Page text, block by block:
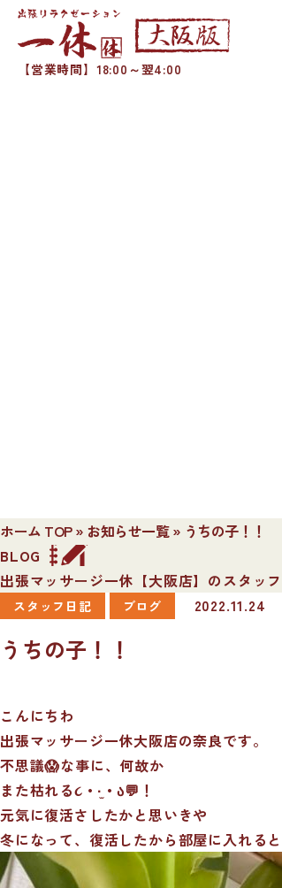
【営業時間】18:00～翌4:00
ホーム TOP» お知らせ一覧» うちの子！！
BLOG
出張マッサージ一休【大阪店】のスタッ
スタッフ日記 ブログ 2022.11.24
うちの子！！
こんにちわ
出張マッサージ一休大阪店の奈良です。
不思議😱な事に、何故か
また枯れる૮ • ·̫ • ა💬！
元気に復活さしたかと思いきや
冬になって、復活したから部屋に入れる